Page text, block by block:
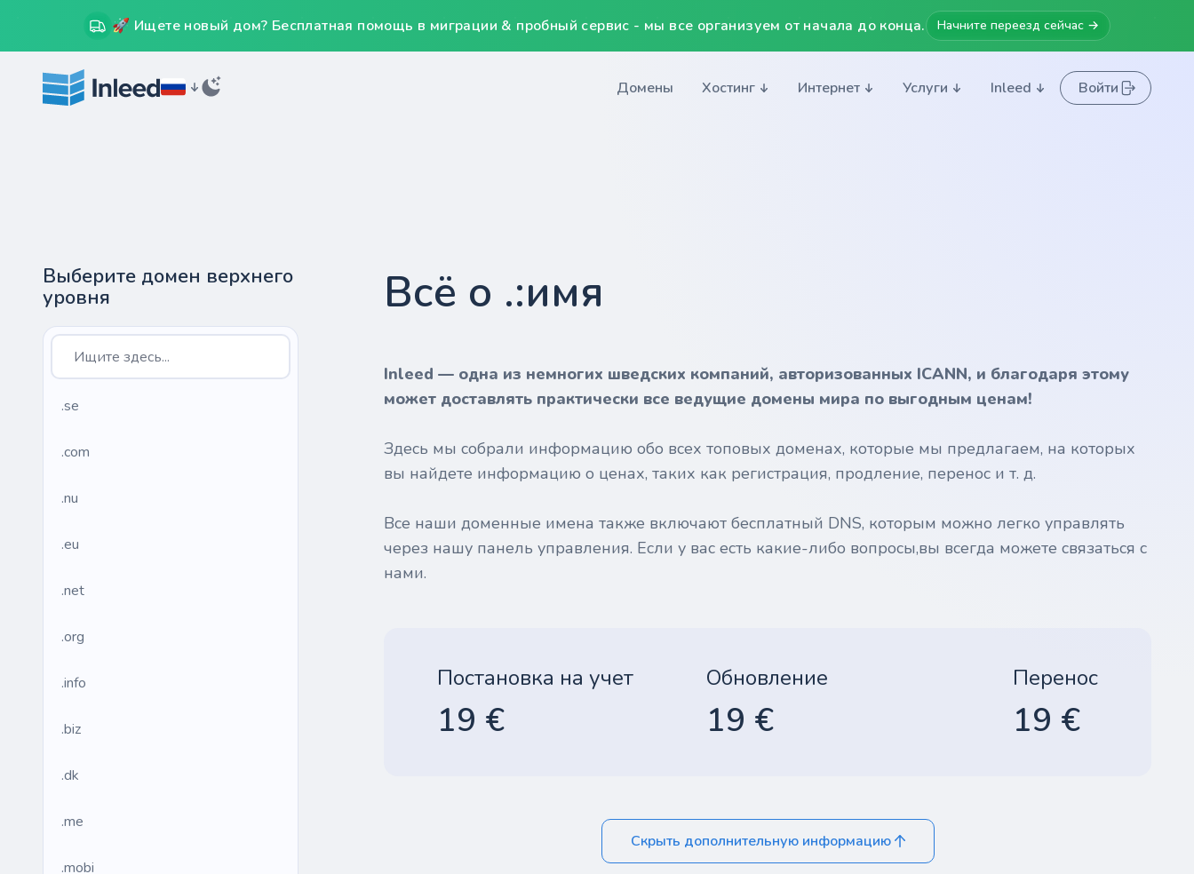
🚀 Ищете новый дом? Бесплатная помощь в миграции & пробный сервис - мы все организуем от начала до конца. Начните переезд сейчас →
Домены Хостинг Интернет Услуги Inleed Войти
Выберите домен верхнего
уровня
.se
.com
.nu
.eu
.net
.org
.info
.biz
.dk
.me
.mobi
Всё о .:имя
Inleed — одна из немногих шведских компаний, авторизованных ICANN, и благодаря этому
может доставлять практически все ведущие домены мира по выгодным ценам!
Здесь мы собрали информацию обо всех топовых доменах, которые мы предлагаем, на которых
вы найдете информацию о ценах, таких как регистрация, продление, перенос и т. д.
Все наши доменные имена также включают бесплатный DNS, которым можно легко управлять
через нашу панель управления. Если у вас есть какие-либо вопросы,вы всегда можете связаться с
нами.
Постановка на учет
19 €
Обновление
19 €
Перенос
19 €
Скрыть дополнительную информацию